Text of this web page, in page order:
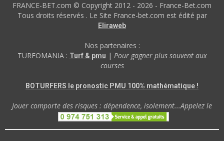
FRANCE-BET.com © Copyright 2012 - 2026 - France-Bet.com
Tous droits réservés . Le Site France-bet.com est édité par
Eliraweb
Nos partenaires :
TURFOMANIA : Turf & pmu | Pour gagner plus souvent aux
courses
BOTURFERS le pronostic PMU 100% mathématique !
Jouer comporte des risques : dépendence, isolement...Appelez le